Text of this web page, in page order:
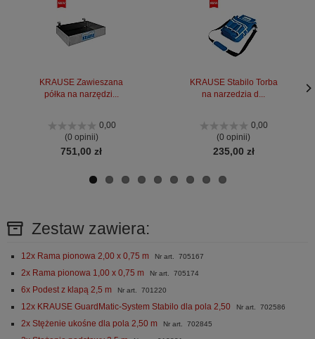
KRAUSE Zawieszana
półka na narzędzi...
0,00
(0 opinii)
751,00 zł
KRAUSE Stabilo Torba
na narzedzia d...
0,00
(0 opinii)
235,00 zł
Zestaw zawiera:
12x Rama pionowa 2,00 x 0,75 m Nr art. 705167
2x Rama pionowa 1,00 x 0,75 m Nr art. 705174
6x Podest z klapą 2,5 m Nr art. 701220
12x KRAUSE GuardMatic-System Stabilo dla pola 2,50 Nr art. 702586
2x Stężenie ukośne dla pola 2,50 m Nr art. 702845